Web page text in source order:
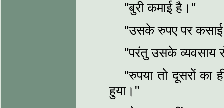
"बुरी कमाई है।"
"उसके रुपए पर
"परंतु उसके व्यवसाय
"रुपया तो दूसरों
हुया।"